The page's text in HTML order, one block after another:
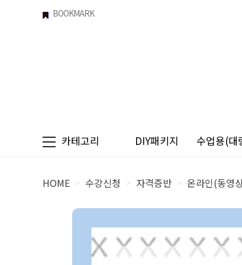
BOOKMARK
카테고리 DIY패키지 수업용(대
HOME > 수강신청 > 자격증반 > 온라인(동영